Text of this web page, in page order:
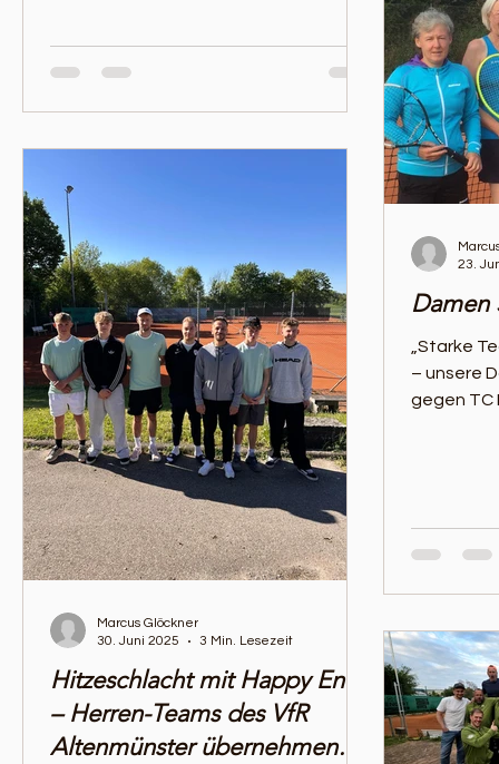
Hitzeschlacht mit Happy End
– Herren-Teams des VfR
Altenmünster übernehmen
Marcus Glöckner
30. Juni 2025
3 Min. Lesezeit
Damen
„Starke
– unsere
gegen TC
23.